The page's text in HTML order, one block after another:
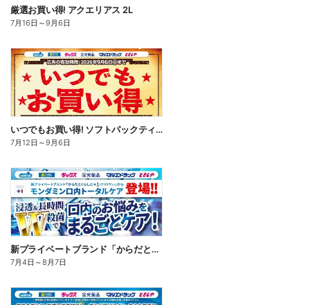
厳選お買い得! アクエリアス 2L
7月16日 ～9月6日
いつでもお買い得! ソフトパックティッシュ
7月12日 ～9月6日
新プライベートブランド「からだとくらしに+1(プラスワン)」よりモンダミン口内トータルケア登場!
7月4日 ～8月7日